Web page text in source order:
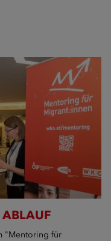
"Mentoring für